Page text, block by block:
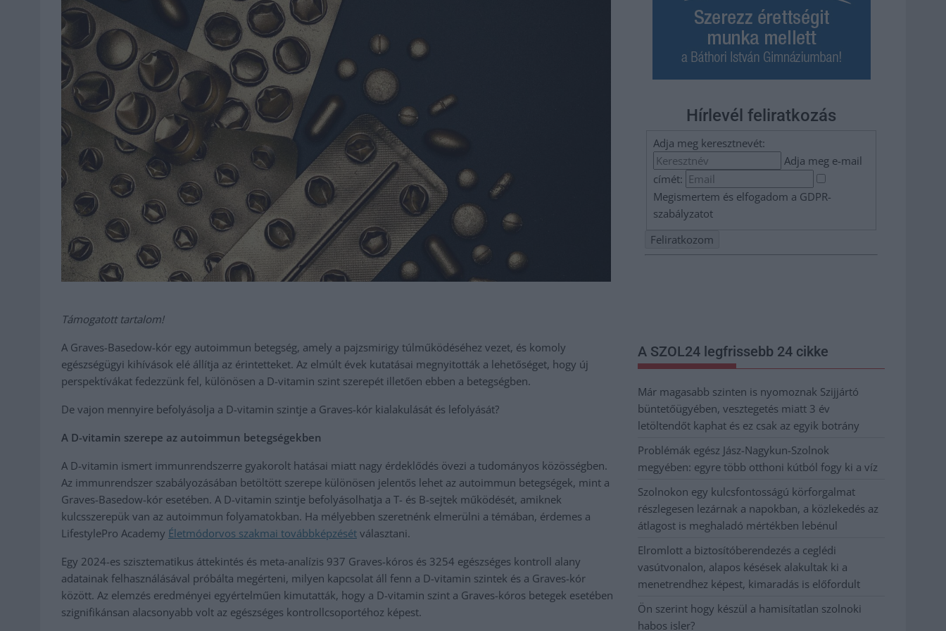
Támogatott tartalom!
A Graves-Basedow-kór egy autoimmun betegség, amely a pajzsmirigy túlműködéséhez vezet, és komoly
egészségügyi kihívások elé állítja az érintetteket. Az elmúlt évek kutatásai megnyitották a lehetőséget, hogy új
perspektívákat fedezzünk fel, különösen a D-vitamin szint szerepét illetően ebben a betegségben.
De vajon mennyire befolyásolja a D-vitamin szintje a Graves-kór kialakulását és lefolyását?
A D-vitamin szerepe az autoimmun betegségekben
A D-vitamin ismert immunrendszerre gyakorolt hatásai miatt nagy érdeklődés övezi a tudományos közösségben.
Az immunrendszer szabályozásában betöltött szerepe különösen jelentős lehet az autoimmun betegségek, mint a
Graves-Basedow-kór esetében. A D-vitamin szintje befolyásolhatja a T- és B-sejtek működését, amiknek
kulcsszerepük van az autoimmun folyamatokban. Ha mélyebben szeretnénk elmerülni a témában, érdemes a
LifestylePro Academy Életmódorvos szakmai továbbképzését választani.
Egy 2024-es szisztematikus áttekintés és meta-analízis 937 Graves-kóros és 3254 egészséges kontroll alany
adatainak felhasználásával próbálta megérteni, milyen kapcsolat áll fenn a D-vitamin szintek és a Graves-kór
között. Az elemzés eredményei egyértelműen kimutatták, hogy a D-vitamin szint a Graves-kóros betegek esetében
szignifikánsan alacsonyabb volt az egészséges kontrollcsoportéhoz képest.
Hírlevél feliratkozás
Adja meg keresztnevét:
Adja meg e-mail
címét:
Megismertem és elfogadom a GDPR-
szabályzatot
A SZOL24 legfrissebb 24 cikke
Már magasabb szinten is nyomoznak Szijjártó
büntetőügyében, vesztegetés miatt 3 év
letöltendőt kaphat és ez csak az egyik botrány
Problémák egész Jász-Nagykun-Szolnok
megyében: egyre több otthoni kútból fogy ki a víz
Szolnokon egy kulcsfontosságú körforgalmat
részlegesen lezárnak a napokban, a közlekedés az
átlagost is meghaladó mértékben lebénul
Elromlott a biztosítóberendezés a ceglédi
vasútvonalon, alapos késések alakultak ki a
menetrendhez képest, kimaradás is előfordult
Ön szerint hogy készül a hamisítatlan szolnoki
habos isler?